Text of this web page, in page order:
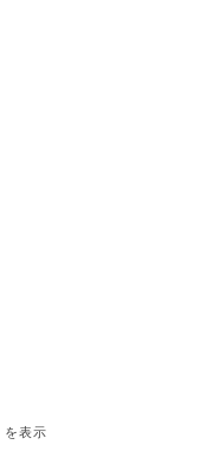
を表示